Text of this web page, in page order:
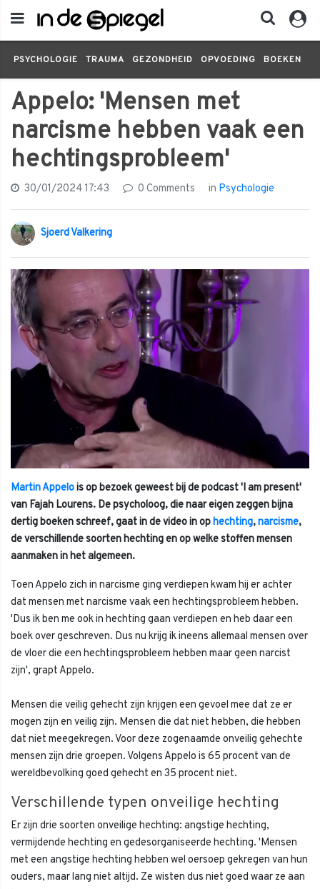
PSYCHOLOGIE TRAUMA GEZONDHEID OPVOEDING BOEKEN
Appelo: 'Mensen met
narcisme hebben vaak een
hechtingsprobleem'
30/01/2024 17:43 0 Comments in Psychologie
Sjoerd Valkering
Martin Appelois op bezoek geweest bij de podcast 'I am present'
van Fajah Lourens. De psycholoog, die naar eigen zeggen bijna
dertig boeken schreef, gaat in de video in ophechting,narcisme,
de verschillende soorten hechting en op welke stoffen mensen
aanmaken in het algemeen.
Toen Appelo zich in narcisme ging verdiepen kwam hij er achter
dat mensen met narcisme vaak een hechtingsprobleem hebben.
'Dus ik ben me ook in hechting gaan verdiepen en heb daar een
boek over geschreven. Dus nu krijg ik ineens allemaal mensen over
de vloer die een hechtingsprobleem hebben maar geen narcist
zijn', grapt Appelo.
Mensen die veilig gehecht zijn krijgen een gevoel mee dat ze er
mogen zijn en veilig zijn. Mensen die dat niet hebben, die hebben
dat niet meegekregen. Voor deze zogenaamde onveilig gehechte
mensen zijn drie groepen. Volgens Appelo is 65 procent van de
wereldbevolking goed gehecht en 35 procent niet.
Verschillende typen onveilige hechting
Er zijn drie soorten onveilige hechting: angstige hechting,
vermijdende hechting en gedesorganiseerde hechting. 'Mensen
met een angstige hechting hebben wel oersoep gekregen van hun
ouders, maar lang niet altijd. Ze wisten dus niet goed waar ze aan